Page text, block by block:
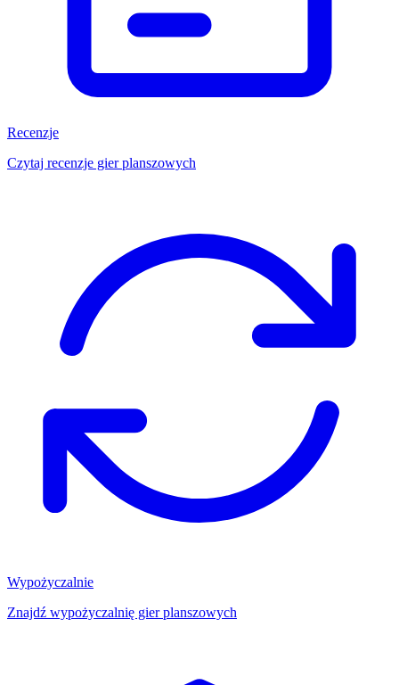
Recenzje
Czytaj recenzje gier planszowych
Wypożyczalnie
Znajdź wypożyczalnię gier planszowych